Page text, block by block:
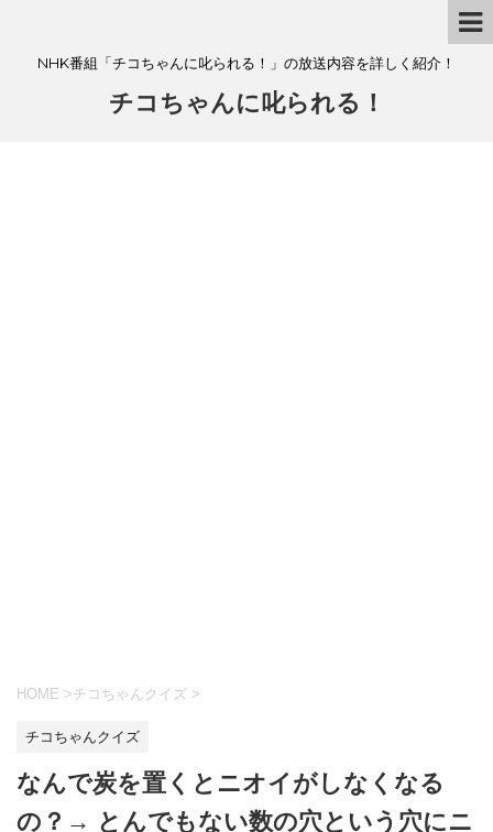
NHK番組「チコちゃんに叱られる！」の放送内容を詳しく紹介！
チコちゃんに叱られる！
HOME >チコちゃんクイズ >
チコちゃんクイズ
なんで炭を置くとニオイがしなくなる
の？→ とんでもない数の穴という穴にニ